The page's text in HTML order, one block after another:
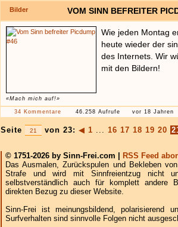
Bilder VOM SINN BEFREITER
«Mach mich auf!»
Wie jeden Montag
heute wieder der
des Internets. Wir
mit den Bildern!
34 Kommentare 46.258 Aufrufe vor 18 Jahren
Seite von 23: ◀ 1 ... 16 17 18 19 20
© 1751-2026 by Sinn-Frei.com |
RSS Feed
Das Ausmalen, Zurückspulen und Bekleben
Strafe und wird mit Sinnfreientzug nicht
selbstverständlich auch für komplett andere
direkten Bezug zu dieser Website.
Sinn-Frei ist meinungsbildend, polarisierend
Surfverhalten sind sinnvolle Folgen nicht